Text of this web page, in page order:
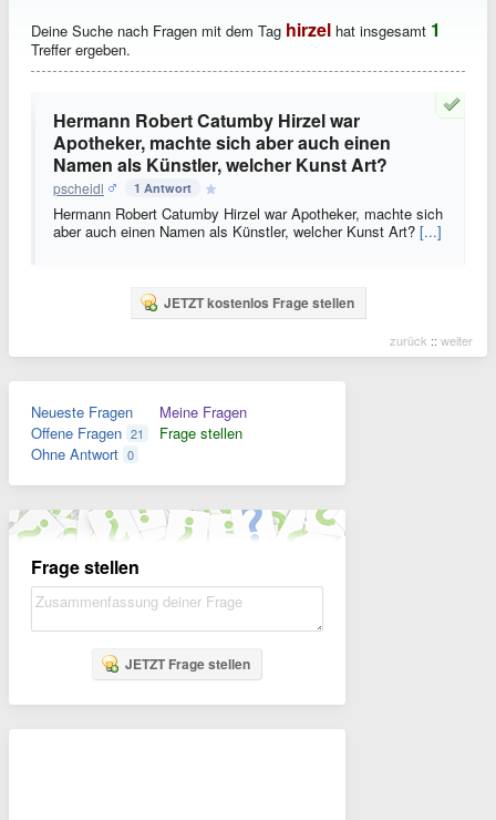
Deine Suche nach Fragen mit dem Tag hirzel hat insgesamt 1
Treffer ergeben.
Hermann Robert Catumby Hirzel war
Apotheker, machte sich aber auch einen
Namen als Künstler, welcher Kunst Art?
pscheidl 1 Antwort
Hermann Robert Catumby Hirzel war Apotheker, machte sich
aber auch einen Namen als Künstler, welcher Kunst Art? [...]
JETZT kostenlos Frage stellen
zurück :: weiter
Neueste Fragen
Offene Fragen 21
Ohne Antwort 0
Meine Fragen
Frage stellen
Frage stellen
JETZT Frage stellen